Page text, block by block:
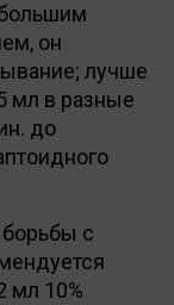
он
лучше
мл в разные
до
с
мл 10%